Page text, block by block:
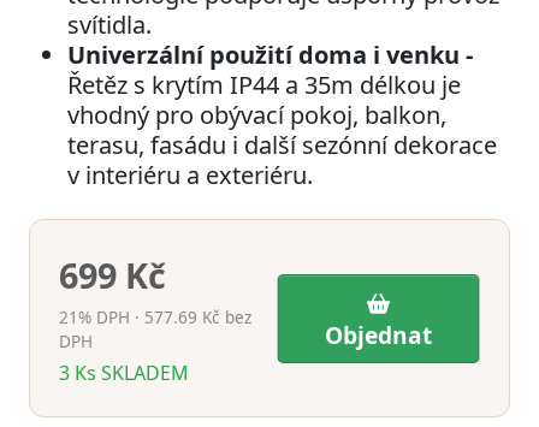
svítidla.
Univerzální použití doma i venku -
Řetěz s krytím IP44 a 35m délkou je
vhodný pro obývací pokoj, balkon,
terasu, fasádu i další sezónní dekorace
v interiéru a exteriéru.
699 Kč
21% DPH · 577.69 Kč bez
DPH
3 Ks SKLADEM
Objednat